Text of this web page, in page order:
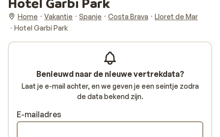
Home Vakantie Spanje Costa Brava
Lloret de Mar
Hotel Garbi Park
Benieuwd naar de nieuwe vertrekdata?
Laat je e-mail achter, en we geven je een seintje zodra
de data bekend zijn.
E-mailadres